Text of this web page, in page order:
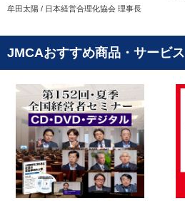
牟田太陽 / 日本経営合理化協会 理事長
JMCAおすすめ商品・サービス